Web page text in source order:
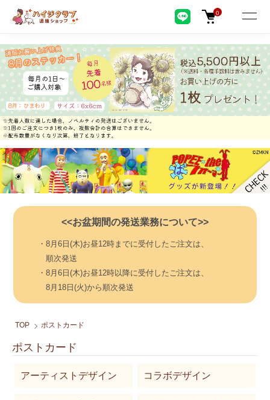
0
<<お盆期間の発送業務について>>
・8月6日(木)お昼12時までに受付したご注文は、
順次発送
・8月6日(木)お昼12時以降に受付したご注文は、
8月18日(火)から順次発送
TOP ポストカード
ポストカード
カテゴリー一覧
アーティストデザイン コラボデザイン